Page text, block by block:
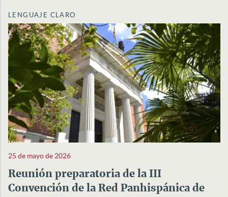
LENGUAJE CLARO
25 de mayo de 2026
Reunión preparatoria de la III
Convención de la Red Panhispánica de